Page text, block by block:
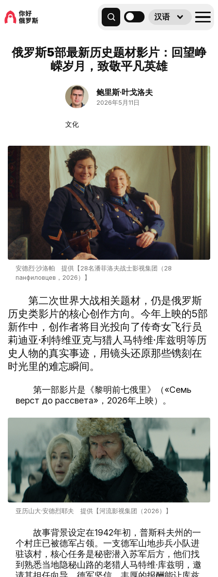
汉语
俄罗斯5部最新历史题材影片：回望峥
嵘岁月，致敬平凡英雄
鲍里斯·叶戈洛夫
2026年5月11日
文化
安德烈·沙洛帕 提供【28名潘菲洛夫战士影视集团（28
панфиловцев，2026）】
第二次世界大战相关题材，仍是俄罗斯
历史类影片的核心创作方向。今年上映的5部
新作中，创作者将目光投向了传奇女飞行员
莉迪亚·利特维亚克与猎人马特维·库兹明等历
史人物的真实事迹，用镜头还原那些镌刻在
时光里的难忘瞬间。
第一部影片是《黎明前七俄里》（«Семь
верст до рассвета»，2026年上映）。
亚历山大·安德烈耶夫 提供【河流影视集团（2026）】
故事背景设定在1942年初，普斯科夫州的一
个村庄已被德军占领。一支德军山地步兵小队进
驻该村，核心任务是秘密潜入苏军后方，他们找
到熟悉当地隐秘山路的老猎人马特维·库兹明，邀